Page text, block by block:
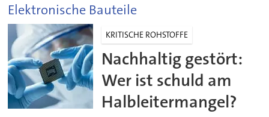
Elektronische Bauteile
KRITISCHE ROHSTOFFE
Nachhaltig gestört:
Wer ist schuld am
Halbleitermangel?